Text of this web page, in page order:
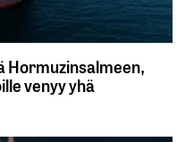
Hormuzinsalmeen,
venyy yhä